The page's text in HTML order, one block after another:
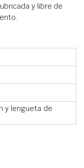
y libre de
y lengueta de